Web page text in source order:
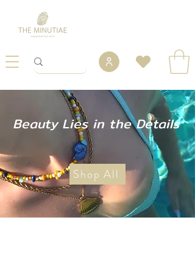
Shop All
Beauty Lies in the Details